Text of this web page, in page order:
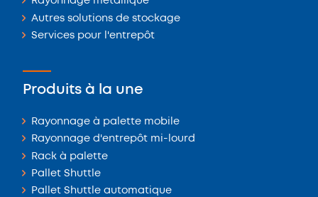
Autres solutions de stockage
Services pour l'entrepôt
Produits à la une
Rayonnage à palette mobile
Rayonnage d'entrepôt mi-lourd
Rack à palette
Pallet Shuttle
Pallet Shuttle automatique